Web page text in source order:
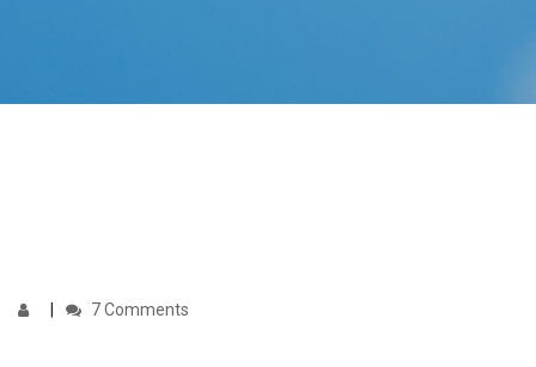
7 Comments